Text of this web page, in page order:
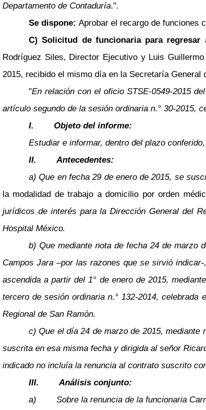
Departamento de Contaduría.".
Se dispone: Aprobar el recargo de funciones
C) Solicitud de funcionaria para regresar
Rodríguez Siles, Director Ejecutivo y Luis
2015, recibido el mismo día en la Secretaría
"En relación con el oficio STSE-0549-2015
artículo segundo de la sesión ordinaria n.° 30-2015,
I.
Objeto del informe:
Estudiar e informar, dentro del plazo
II.
Antecedentes:
a) Que en fecha 29 de enero de 2015, se
la modalidad de trabajo a domicilio por orden
jurídicos de interés para la Dirección General del
Hospital México.
b) Que mediante nota de fecha 24 de marzo
Campos Jara–por las razones que se sirvió
ascendida a partir del 1° de enero de 2015,
tercero de sesión ordinaria n.° 132-2014,
Regional de San Ramón.
c) Que el día 24 de marzo de 2015, mediante
suscrita en esa misma fecha y dirigida al señor
indicado no incluía la renuncia al contrato suscrito
III.
Análisis conjunto:
a)
Sobre la renuncia de la funcionaria